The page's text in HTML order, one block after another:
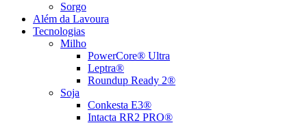
Sorgo
Além da Lavoura
Tecnologias
Milho
PowerCore® Ultra
Leptra®
Roundup Ready 2®
Soja
Conkesta E3®
Intacta RR2 PRO®